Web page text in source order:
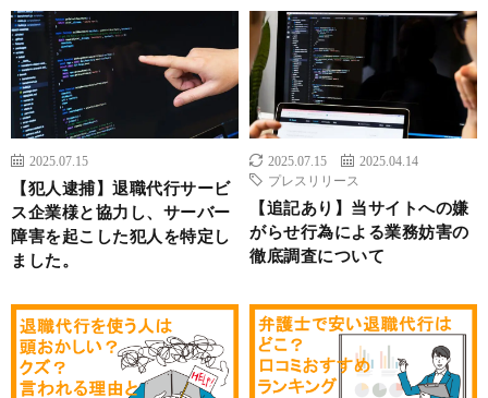
2025.07.15
【犯人逮捕】退職代行サービ
ス企業様と協力し、サーバー
障害を起こした犯人を特定し
ました。
2025.07.15
2025.04.14
プレスリリース
【追記あり】当サイトへの嫌
がらせ行為による業務妨害の
徹底調査について